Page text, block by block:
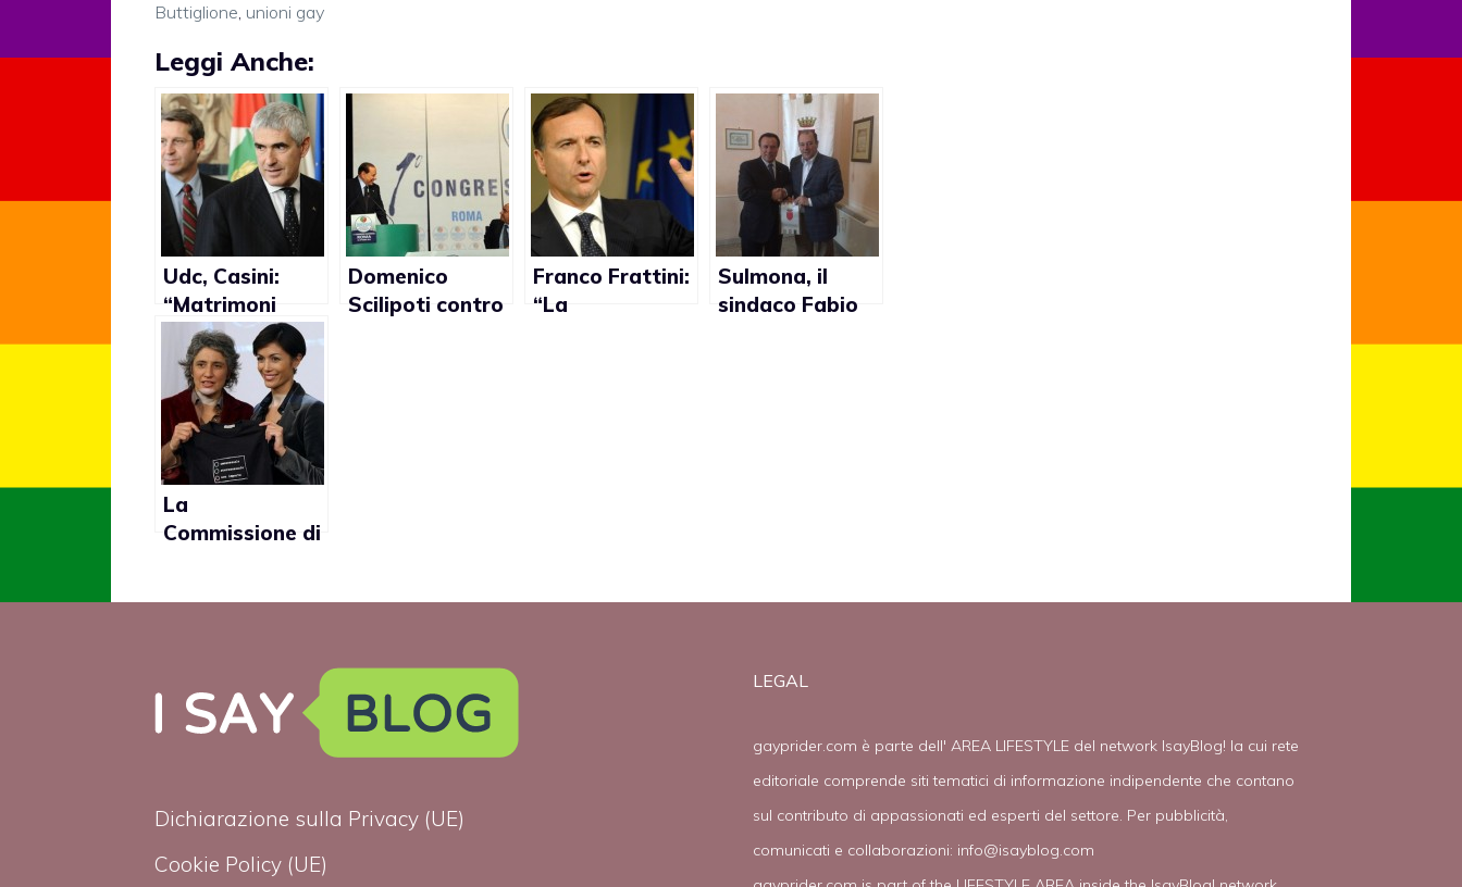
Buttiglione, unioni gay
Leggi Anche:
Udc, Casini:
“Matrimoni
gay? Incivili”
Domenico
Scilipoti contro
Franco Frattini:
“La
Sulmona, il
sindaco Fabio
La
Commissione di
Dichiarazione sulla Privacy (UE)
Cookie Policy (UE)
LEGAL
gayprider.com è parte dell' AREA LIFESTYLE del network IsayBlog! la cui rete
editoriale comprende siti tematici di informazione indipendente che contano
sul contributo di appassionati ed esperti del settore. Per pubblicità,
comunicati e collaborazioni: info@isayblog.com